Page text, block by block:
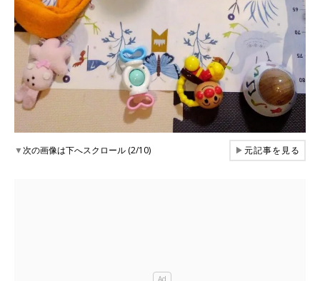
▼次の画像は下へスクロール (2/10) ▶元記事を見る